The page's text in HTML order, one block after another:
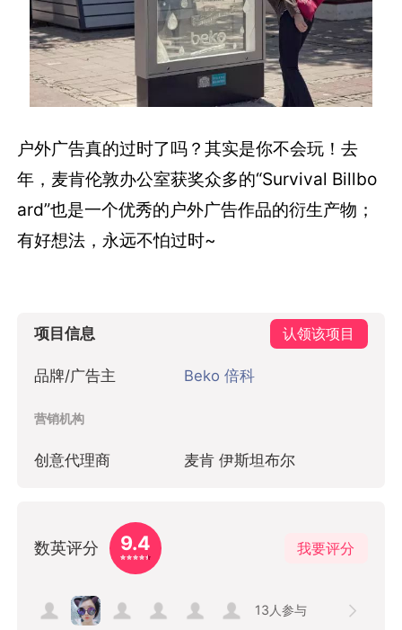
户外广告真的过时了吗？其实是你不会玩！去
年，麦肯伦敦办公室获奖众多的“Survival Billbo
ard”也是一个优秀的户外广告作品的衍生产物；
有好想法，永远不怕过时~
项目信息 认领该项目
品牌/广告主 Beko 倍科
营销机构
创意代理商 麦肯 伊斯坦布尔
数英评分 9.4 我要评分
13 人参与